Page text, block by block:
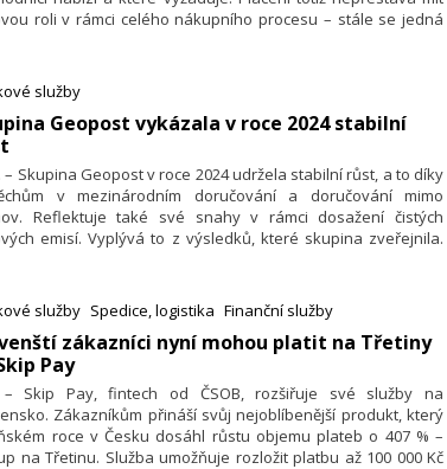
roli v rámci celého nákupního procesu – stále se jedná
cestou udělat placení nejen pohodlné a bezpečné, ale
ho ve vhodný moment – ideálně až ve chvíli, kdy je
se zbožím spokojený.Sedm zásadních platebních
popisuje za fintech Skip Pay ze skupiny ČSOB jeho CEO
Kotrlík.
služby
Geopost vykázala v roce 2024 stabilní
– Skupina Geopost v roce 2024 udržela stabilní růst, a to díky
v mezinárodním doručování a doručování mimo
Reflektuje také své snahy v rámci dosažení čistých
emisí. Vyplývá to z výsledků, které skupina zveřejnila.
služby Spedice, logistika Finanční služby
zákazníci nyní mohou platit na Třetiny
Pay
– Skip Pay, fintech od ČSOB, rozšiřuje své služby na
Zákazníkům přináší svůj nejoblíbenější produkt, který
roce v Česku dosáhl růstu objemu plateb o 407 % –
na Třetinu. Služba umožňuje rozložit platbu až 100 000 Kč